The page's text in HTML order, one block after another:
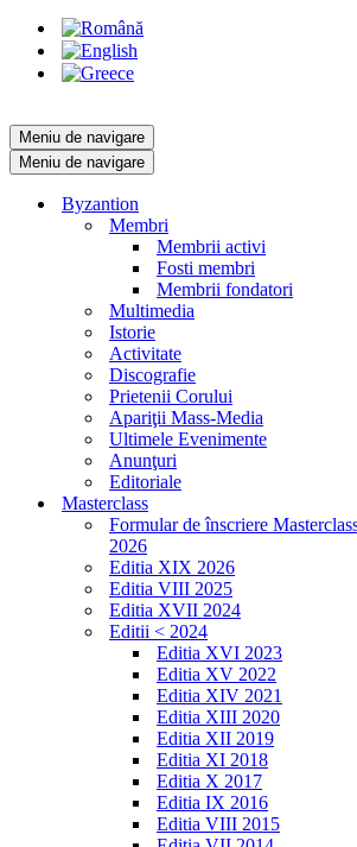
Meniu de navigare
Meniu de navigare
Byzantion
Membri
Membrii activi
Fosti membri
Membrii fondatori
Multimedia
Istorie
Activitate
Discografie
Prietenii Corului
Apariţii Mass-Media
Ultimele Evenimente
Anunţuri
Editoriale
Masterclass
Formular de înscriere
2026
Editia XIX 2026
Editia VIII 2025
Editia XVII 2024
Editii < 2024
Editia XVI 2023
Editia XV 2022
Editia XIV 2021
Editia XIII 2020
Editia XII 2019
Editia XI 2018
Editia X 2017
Editia IX 2016
Editia VIII 2015